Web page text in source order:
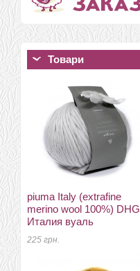
Товари
piuma Italy (extrafine
merino wool 100%) DHG
Италия вуаль
225 грн.